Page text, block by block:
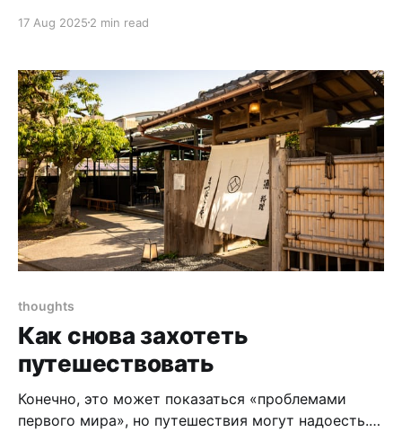
Netflix: там всё искусственно размазано на
части — всё ради того, чтобы вы дольше платили
за подписку, а не ради истории. Современные
17 Aug 2025 2 min read
thoughts
Как снова захотеть
путешествовать
Конечно, это может показаться «проблемами
первого мира», но путешествия могут надоесть.